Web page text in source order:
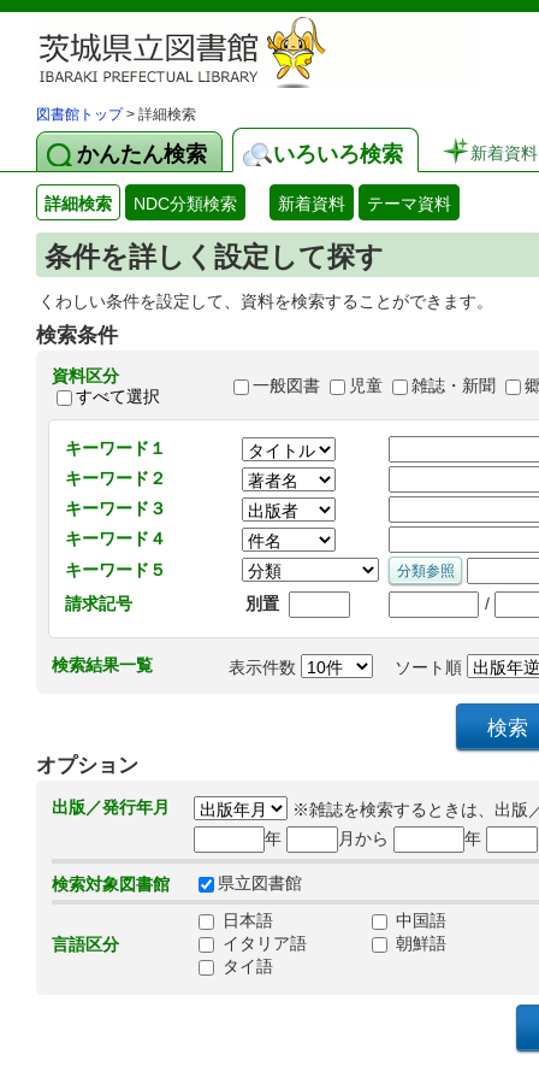
図書館トップ> 詳細検索
かんたん検索 いろいろ検索 新着資料
詳細検索 NDC分類検索 新着資料 テーマ資料
条件を詳しく設定して探す
くわしい条件を設定して、資料を検索することができます。
検索条件
資料区分
すべて選択
一般図書 児童 雑誌・新聞
キーワード１
キーワード２
キーワード３
キーワード４
キーワード５
請求記号
別置 /
検索結果一覧 表示件数 ソート順
オプション
出版／発行年月
※雑誌を検索するときは、出版
年
月から 年
検索対象図書館 県立図書館
言語区分
日本語
中国語
イタリア語
朝鮮語
タイ語